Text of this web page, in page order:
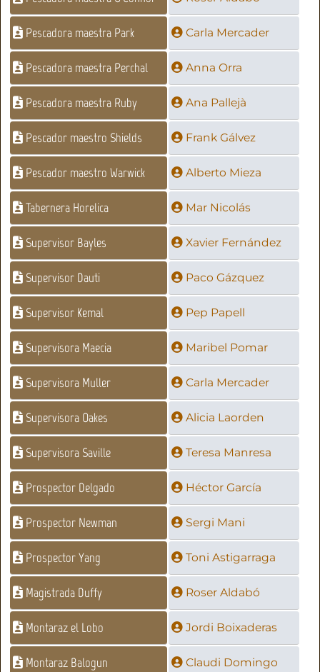
Pescadora maestra Park Carla Mercader
Pescadora maestra Perchal Anna Orra
Pescadora maestra Ruby Ana Pallejà
Pescador maestro Shields Frank Gálvez
Pescador maestro Warwick Alberto Mieza
Tabernera Horelica Mar Nicolás
Supervisor Bayles Xavier Fernández
Supervisor Dauti Paco Gázquez
Supervisor Kemal Pep Papell
Supervisora Maecia Maribel Pomar
Supervisora Muller Carla Mercader
Supervisora Oakes Alicia Laorden
Supervisora Saville Teresa Manresa
Prospector Delgado Héctor García
Prospector Newman Sergi Mani
Prospector Yang Toni Astigarraga
Magistrada Duffy Roser Aldabó
Montaraz el Lobo Jordi Boixaderas
Montaraz Balogun Claudi Domingo